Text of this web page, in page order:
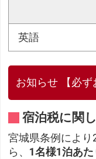
英語
お知らせ 【必ず
宿泊税に関
宮城県条例によ
ら、 1名様1泊あ